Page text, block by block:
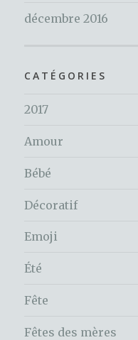
décembre 2016
CATÉGORIES
2017
Amour
Bébé
Décoratif
Emoji
Été
Fête
Fêtes des mères